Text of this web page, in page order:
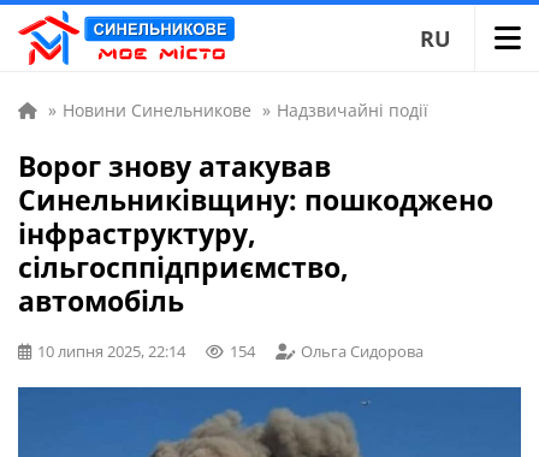
RU
» Новини Синельникове » Надзвичайні події
Ворог знову атакував
Синельниківщину: пошкоджено
інфраструктуру,
сільгосппідприємство,
автомобіль
10 липня 2025, 22:14 154 Ольга Сидорова